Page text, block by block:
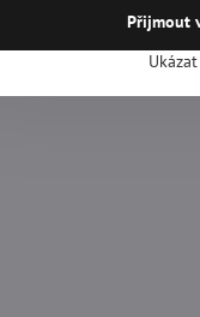
Přijmout